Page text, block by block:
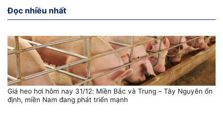
Đọc nhiều nhất
Giá heo hơi hôm nay 31/12: Miền Bắc và Trung – Tây Nguyên ổn
định, miền Nam đang phát triển mạnh